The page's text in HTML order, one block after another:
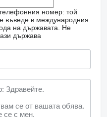
номер: той
въведе в международния
на държавата.
Не
държава